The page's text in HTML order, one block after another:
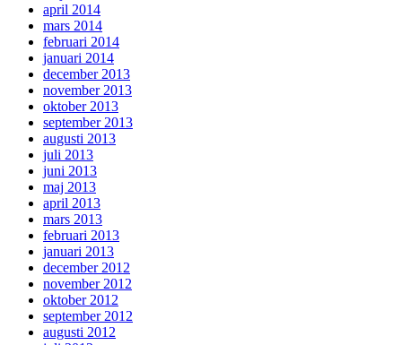
april 2014
mars 2014
februari 2014
januari 2014
december 2013
november 2013
oktober 2013
september 2013
augusti 2013
juli 2013
juni 2013
maj 2013
april 2013
mars 2013
februari 2013
januari 2013
december 2012
november 2012
oktober 2012
september 2012
augusti 2012